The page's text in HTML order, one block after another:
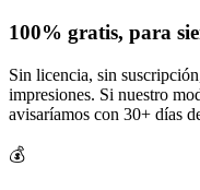
100% gratis, para
Sin licencia, sin
impresiones. Si nuestro
avisaríamos con 30+ días
💰